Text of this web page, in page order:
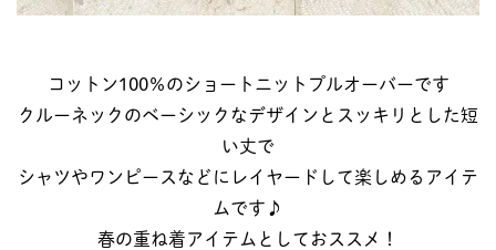
コットン100％のショートニットプルオーバーです
クルーネックのベーシックなデザインとスッキリとした短
い丈で
シャツやワンピースなどにレイヤードして楽しめるアイテ
ムです♪
春の重ね着アイテムとしておススメ！